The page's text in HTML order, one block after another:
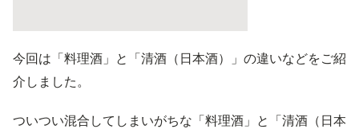
今回は「料理酒」と「清酒（日本酒）」の違いなどをご紹
介しました。
ついつい混合してしまいがちな「料理酒」と「清酒（日本